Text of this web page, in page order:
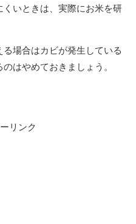
いときは、実際にお米を研
場合はカビが発生している
はやめておきましょう。
リンク